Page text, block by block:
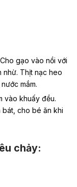
gạo vào nồi với
nhừ. Thịt nạc heo
mắm.
vào khuấy đều.
bát, cho bé ăn khi
chảy: